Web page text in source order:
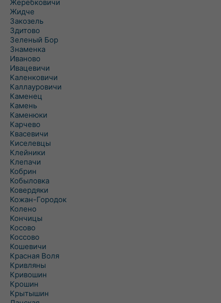
Жеребковичи
Жидче
Закозель
Здитово
Зеленый Бор
Знаменка
Иваново
Ивацевичи
Каленковичи
Каллауровичи
Каменец
Камень
Каменюки
Карчево
Квасевичи
Киселевцы
Клейники
Клепачи
Кобрин
Кобыловка
Ковердяки
Кожан-Городок
Колено
Кончицы
Косово
Коссово
Кошевичи
Красная Воля
Кривляны
Кривошин
Крошин
Крытышин